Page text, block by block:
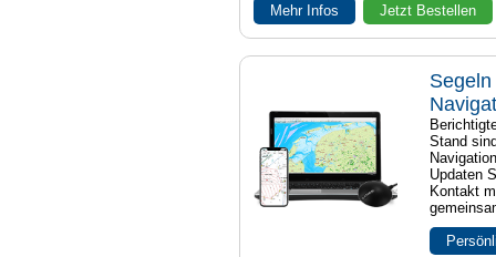
Mehr Infos Jetzt Bestellen
Stand
Updaten
Kontakt